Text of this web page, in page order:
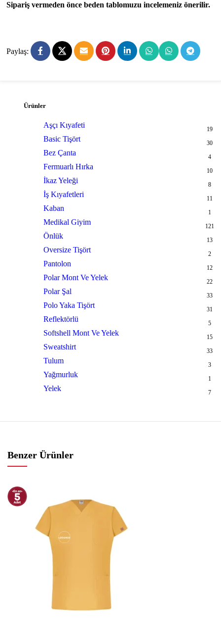
Sipariş vermeden önce beden tablomuzu incelemeniz önerilir.
Paylaş:
Ürünler
Aşçı Kıyafeti 19
Basic Tişört 30
Bez Çanta 4
Fermuarlı Hırka 10
İkaz Yeleği 8
İş Kıyafetleri 11
Kaban 1
Medikal Giyim 121
Önlük 13
Oversize Tişört 2
Pantolon 12
Polar Mont Ve Yelek 22
Polar Şal 33
Polo Yaka Tişört 31
Reflektörlü 5
Softshell Mont Ve Yelek 15
Sweatshirt 33
Tulum 3
Yağmurluk 1
Yelek 7
Benzer Ürünler